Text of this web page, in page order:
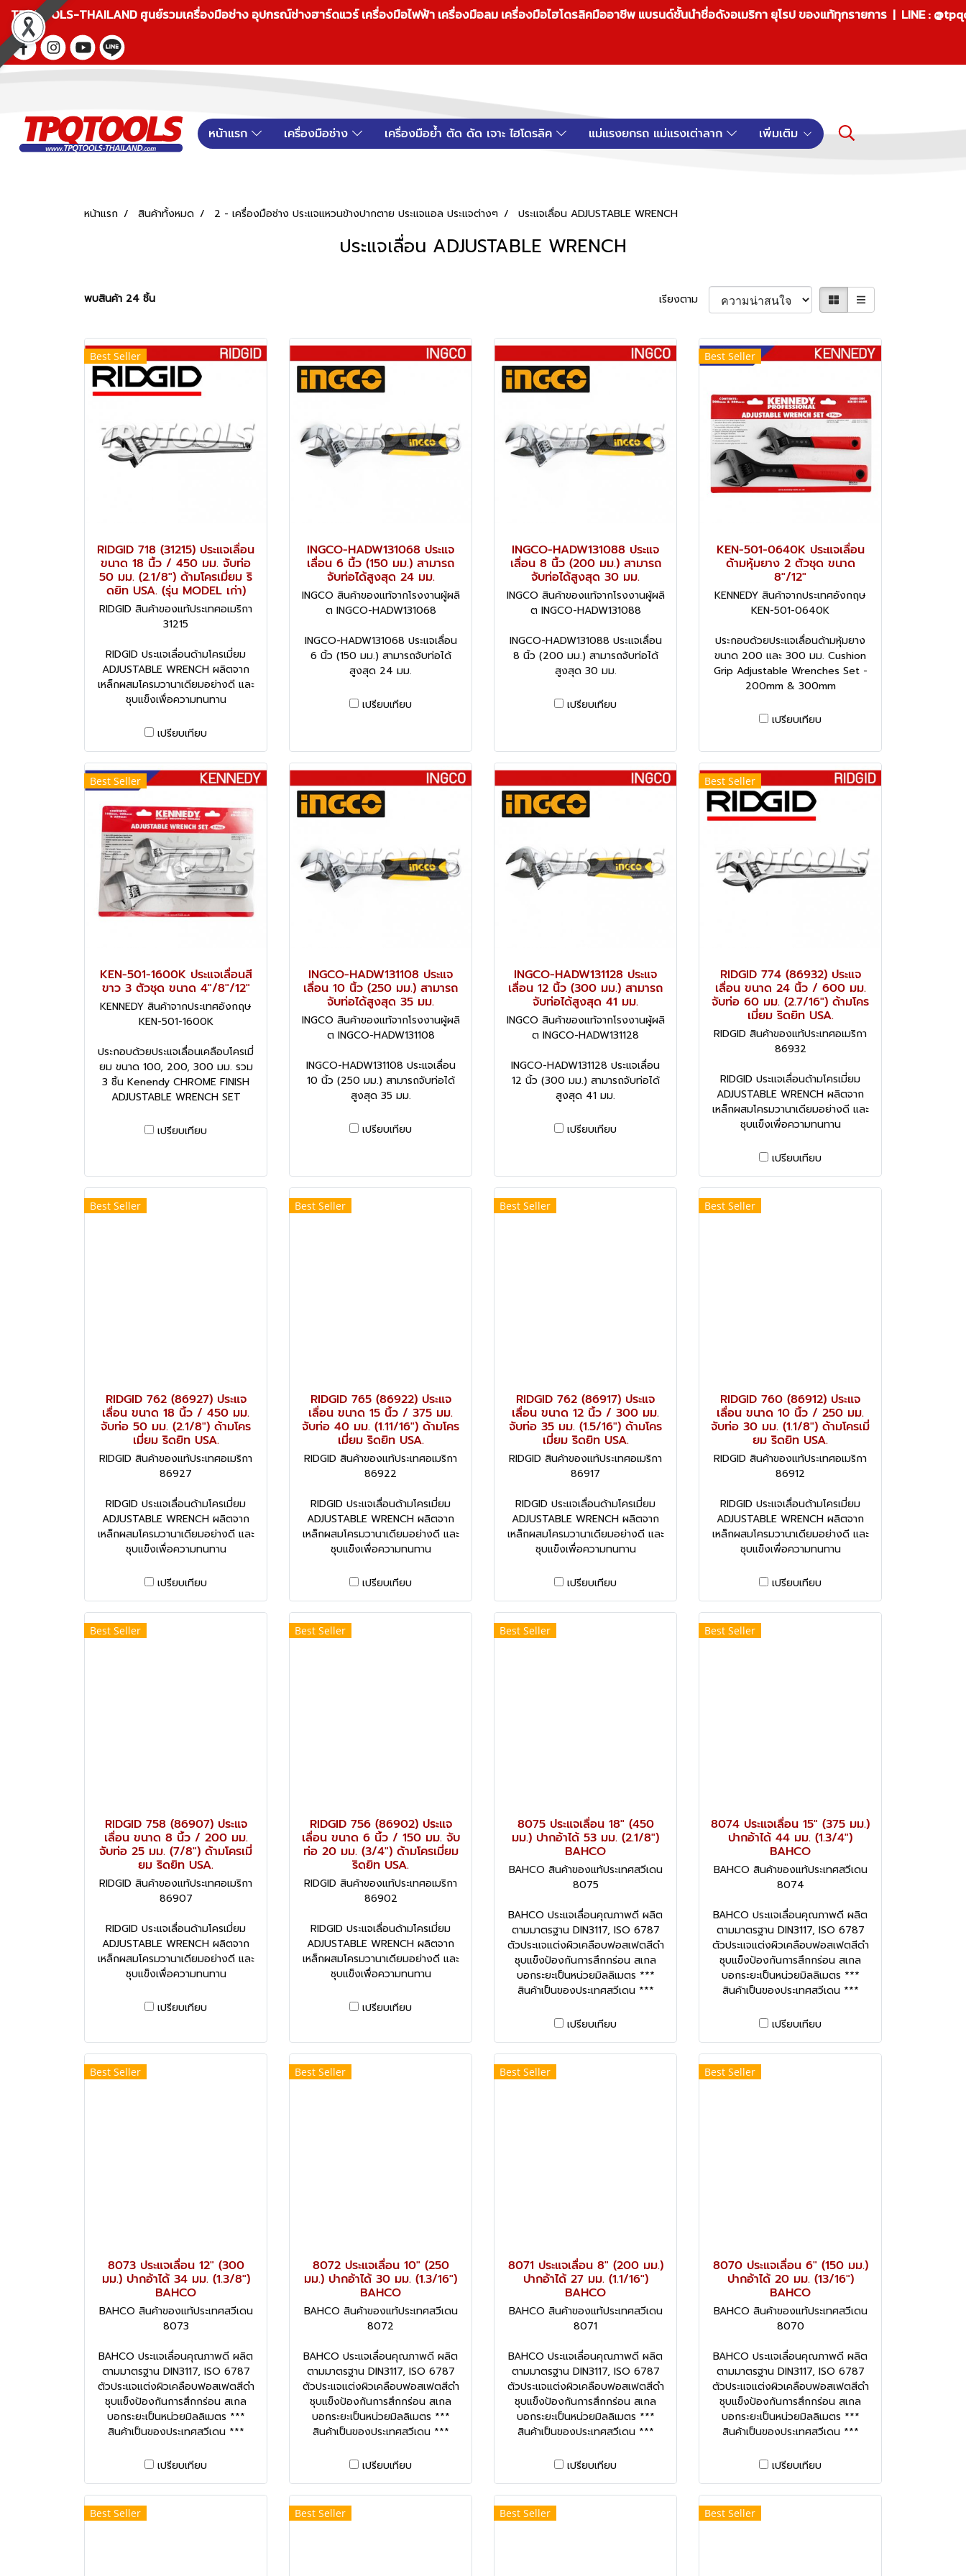
TPQTOOLS-THAILAND ศูนย์รวมเครื่องมือช่าง อุปกรณ์ช่างฮาร์ดแวร์ เครื่องมือไฟฟ้า เครื่องมือลม เครื่องมือไฮโดรลิคมืออาชีพ แบรนด์ชั้นนำชื่อดังอเมริกา ยุโรป ของแท้ทุกรายการ | LINE :
หน้าแรก เครื่องมือช่าง เครื่องมือย้ำ ตัด ดัด เจาะ ไฮโดรลิค แม่แรงยกรถ แม่แรงเต่าลาก เพิ่มเติม
หน้าแรก สินค้าทั้งหมด 2 - เครื่องมือช่าง ประแจแหวนข้างปากตาย ประแจแอล ประแจต่างๆ ประแจเลื่อน ADJUSTABLE WRENCH
ประแจเลื่อน ADJUSTABLE WRENCH
พบสินค้า 24 ชิ้น เรียงตาม
Best Seller
RIDGID 718 (31215) ประแจเลื่อน
ขนาด 18 นิ้ว / 450 มม. จับท่อ
50 มม. (2.1/8") ด้ามโครเมี่ยม ริ
ดยิท USA. (รุ่น MODEL เก่า)
RIDGID สินค้าของแท้ประเทศอเมริกา
31215
RIDGID ประแจเลื่อนด้ามโครเมี่ยม
ADJUSTABLE WRENCH ผลิตจาก
เหล็กผสมโครมวานาเดียมอย่างดี และ
ชุบแข็งเพื่อความทนทาน
เปรียบเทียบ
INGCO-HADW131068 ประแจ
เลื่อน 6 นิ้ว (150 มม.) สามารถ
จับท่อได้สูงสุด 24 มม.
INGCO สินค้าของแท้จากโรงงานผู้ผลิ
ต INGCO-HADW131068
INGCO-HADW131068 ประแจเลื่อน
6 นิ้ว (150 มม.) สามารถจับท่อได้
สูงสุด 24 มม.
เปรียบเทียบ
INGCO-HADW131088 ประแจ
เลื่อน 8 นิ้ว (200 มม.) สามารถ
จับท่อได้สูงสุด 30 มม.
INGCO สินค้าของแท้จากโรงงานผู้ผลิ
ต INGCO-HADW131088
INGCO-HADW131088 ประแจเลื่อน
8 นิ้ว (200 มม.) สามารถจับท่อได้
สูงสุด 30 มม.
เปรียบเทียบ
Best Seller
KEN-501-0640K ประแจเลื่อน
ด้ามหุ้มยาง 2 ตัวชุด ขนาด
8"/12"
KENNEDY สินค้าจากประเทศอังกฤษ
KEN-501-0640K
ประกอบด้วยประแจเลื่อนด้ามหุ้มยาง
ขนาด 200 และ 300 มม. Cushion
Grip Adjustable Wrenches Set -
200mm & 300mm
เปรียบเทียบ
Best Seller
KEN-501-1600K ประแจเลื่อนสี
ขาว 3 ตัวชุด ขนาด 4"/8"/12"
KENNEDY สินค้าจากประเทศอังกฤษ
KEN-501-1600K
ประกอบด้วยประแจเลื่อนเคลือบโครเมี่
ยม ขนาด 100, 200, 300 มม. รวม
3 ชิ้น Kenendy CHROME FINISH
ADJUSTABLE WRENCH SET
เปรียบเทียบ
INGCO-HADW131108 ประแจ
เลื่อน 10 นิ้ว (250 มม.) สามารถ
จับท่อได้สูงสุด 35 มม.
INGCO สินค้าของแท้จากโรงงานผู้ผลิ
ต INGCO-HADW131108
INGCO-HADW131108 ประแจเลื่อน
10 นิ้ว (250 มม.) สามารถจับท่อได้
สูงสุด 35 มม.
เปรียบเทียบ
INGCO-HADW131128 ประแจ
เลื่อน 12 นิ้ว (300 มม.) สามารถ
จับท่อได้สูงสุด 41 มม.
INGCO สินค้าของแท้จากโรงงานผู้ผลิ
ต INGCO-HADW131128
INGCO-HADW131128 ประแจเลื่อน
12 นิ้ว (300 มม.) สามารถจับท่อได้
สูงสุด 41 มม.
เปรียบเทียบ
Best Seller
RIDGID 774 (86932) ประแจ
เลื่อน ขนาด 24 นิ้ว / 600 มม.
จับท่อ 60 มม. (2.7/16") ด้ามโคร
เมี่ยม ริดยิท USA.
RIDGID สินค้าของแท้ประเทศอเมริกา
86932
RIDGID ประแจเลื่อนด้ามโครเมี่ยม
ADJUSTABLE WRENCH ผลิตจาก
เหล็กผสมโครมวานาเดียมอย่างดี และ
ชุบแข็งเพื่อความทนทาน
เปรียบเทียบ
Best Seller
RIDGID 762 (86927) ประแจ
เลื่อน ขนาด 18 นิ้ว / 450 มม.
จับท่อ 50 มม. (2.1/8") ด้ามโคร
เมี่ยม ริดยิท USA.
RIDGID สินค้าของแท้ประเทศอเมริกา
86927
RIDGID ประแจเลื่อนด้ามโครเมี่ยม
ADJUSTABLE WRENCH ผลิตจาก
เหล็กผสมโครมวานาเดียมอย่างดี และ
ชุบแข็งเพื่อความทนทาน
เปรียบเทียบ
Best Seller
RIDGID 765 (86922) ประแจ
เลื่อน ขนาด 15 นิ้ว / 375 มม.
จับท่อ 40 มม. (1.11/16") ด้ามโคร
เมี่ยม ริดยิท USA.
RIDGID สินค้าของแท้ประเทศอเมริกา
86922
RIDGID ประแจเลื่อนด้ามโครเมี่ยม
ADJUSTABLE WRENCH ผลิตจาก
เหล็กผสมโครมวานาเดียมอย่างดี และ
ชุบแข็งเพื่อความทนทาน
เปรียบเทียบ
Best Seller
RIDGID 762 (86917) ประแจ
เลื่อน ขนาด 12 นิ้ว / 300 มม.
จับท่อ 35 มม. (1.5/16") ด้ามโคร
เมี่ยม ริดยิท USA.
RIDGID สินค้าของแท้ประเทศอเมริกา
86917
RIDGID ประแจเลื่อนด้ามโครเมี่ยม
ADJUSTABLE WRENCH ผลิตจาก
เหล็กผสมโครมวานาเดียมอย่างดี และ
ชุบแข็งเพื่อความทนทาน
เปรียบเทียบ
Best Seller
RIDGID 760 (86912) ประแจ
เลื่อน ขนาด 10 นิ้ว / 250 มม.
จับท่อ 30 มม. (1.1/8") ด้ามโครเมี่
ยม ริดยิท USA.
RIDGID สินค้าของแท้ประเทศอเมริกา
86912
RIDGID ประแจเลื่อนด้ามโครเมี่ยม
ADJUSTABLE WRENCH ผลิตจาก
เหล็กผสมโครมวานาเดียมอย่างดี และ
ชุบแข็งเพื่อความทนทาน
เปรียบเทียบ
Best Seller
RIDGID 758 (86907) ประแจ
เลื่อน ขนาด 8 นิ้ว / 200 มม.
จับท่อ 25 มม. (7/8") ด้ามโครเมี่
ยม ริดยิท USA.
RIDGID สินค้าของแท้ประเทศอเมริกา
86907
RIDGID ประแจเลื่อนด้ามโครเมี่ยม
ADJUSTABLE WRENCH ผลิตจาก
เหล็กผสมโครมวานาเดียมอย่างดี และ
ชุบแข็งเพื่อความทนทาน
เปรียบเทียบ
Best Seller
RIDGID 756 (86902) ประแจ
เลื่อน ขนาด 6 นิ้ว / 150 มม. จับ
ท่อ 20 มม. (3/4") ด้ามโครเมี่ยม
ริดยิท USA.
RIDGID สินค้าของแท้ประเทศอเมริกา
86902
RIDGID ประแจเลื่อนด้ามโครเมี่ยม
ADJUSTABLE WRENCH ผลิตจาก
เหล็กผสมโครมวานาเดียมอย่างดี และ
ชุบแข็งเพื่อความทนทาน
เปรียบเทียบ
Best Seller
8075 ประแจเลื่อน 18" (450
มม.) ปากอ้าได้ 53 มม. (2.1/8")
BAHCO
BAHCO สินค้าของแท้ประเทศสวีเดน
8075
BAHCO ประแจเลื่อนคุณภาพดี ผลิต
ตามมาตรฐาน DIN3117, ISO 6787
ตัวประแจแต่งผิวเคลือบฟอสเฟตสีดำ
ชุบแข็งป้องกันการสึกกร่อน สเกล
บอกระยะเป็นหน่วยมิลลิเมตร ***
สินค้าเป็นของประเทศสวีเดน ***
เปรียบเทียบ
Best Seller
8074 ประแจเลื่อน 15" (375 มม.)
ปากอ้าได้ 44 มม. (1.3/4")
BAHCO
BAHCO สินค้าของแท้ประเทศสวีเดน
8074
BAHCO ประแจเลื่อนคุณภาพดี ผลิต
ตามมาตรฐาน DIN3117, ISO 6787
ตัวประแจแต่งผิวเคลือบฟอสเฟตสีดำ
ชุบแข็งป้องกันการสึกกร่อน สเกล
บอกระยะเป็นหน่วยมิลลิเมตร ***
สินค้าเป็นของประเทศสวีเดน ***
เปรียบเทียบ
Best Seller
8073 ประแจเลื่อน 12" (300
มม.) ปากอ้าได้ 34 มม. (1.3/8")
BAHCO
BAHCO สินค้าของแท้ประเทศสวีเดน
8073
BAHCO ประแจเลื่อนคุณภาพดี ผลิต
ตามมาตรฐาน DIN3117, ISO 6787
ตัวประแจแต่งผิวเคลือบฟอสเฟตสีดำ
ชุบแข็งป้องกันการสึกกร่อน สเกล
บอกระยะเป็นหน่วยมิลลิเมตร ***
สินค้าเป็นของประเทศสวีเดน ***
เปรียบเทียบ
Best Seller
8072 ประแจเลื่อน 10" (250
มม.) ปากอ้าได้ 30 มม. (1.3/16")
BAHCO
BAHCO สินค้าของแท้ประเทศสวีเดน
8072
BAHCO ประแจเลื่อนคุณภาพดี ผลิต
ตามมาตรฐาน DIN3117, ISO 6787
ตัวประแจแต่งผิวเคลือบฟอสเฟตสีดำ
ชุบแข็งป้องกันการสึกกร่อน สเกล
บอกระยะเป็นหน่วยมิลลิเมตร ***
สินค้าเป็นของประเทศสวีเดน ***
เปรียบเทียบ
Best Seller
8071 ประแจเลื่อน 8" (200 มม.)
ปากอ้าได้ 27 มม. (1.1/16")
BAHCO
BAHCO สินค้าของแท้ประเทศสวีเดน
8071
BAHCO ประแจเลื่อนคุณภาพดี ผลิต
ตามมาตรฐาน DIN3117, ISO 6787
ตัวประแจแต่งผิวเคลือบฟอสเฟตสีดำ
ชุบแข็งป้องกันการสึกกร่อน สเกล
บอกระยะเป็นหน่วยมิลลิเมตร ***
สินค้าเป็นของประเทศสวีเดน ***
เปรียบเทียบ
Best Seller
8070 ประแจเลื่อน 6" (150 มม.)
ปากอ้าได้ 20 มม. (13/16")
BAHCO
BAHCO สินค้าของแท้ประเทศสวีเดน
8070
BAHCO ประแจเลื่อนคุณภาพดี ผลิต
ตามมาตรฐาน DIN3117, ISO 6787
ตัวประแจแต่งผิวเคลือบฟอสเฟตสีดำ
ชุบแข็งป้องกันการสึกกร่อน สเกล
บอกระยะเป็นหน่วยมิลลิเมตร ***
สินค้าเป็นของประเทศสวีเดน ***
เปรียบเทียบ
Best Seller Best Seller Best Seller Best Seller